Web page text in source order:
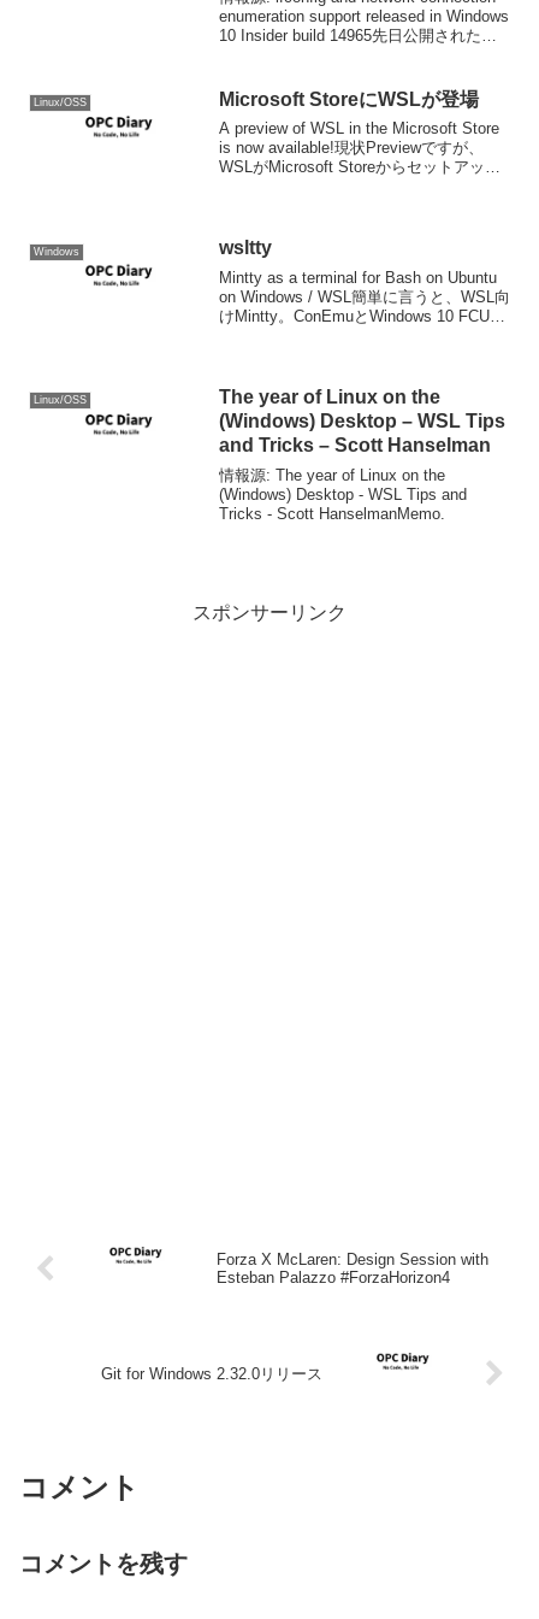
enumeration support released in Windows
10 Insider build 14965先日公開された
Linux/OSS Microsoft StoreにWSLが登場
A preview of WSL in the Microsoft Store
is now available!現状Previewですが、
WSLがMicrosoft Storeからセットアップ
Windows wsltty
Mintty as a terminal for Bash on Ubuntu
on Windows / WSL簡単に言うと、WSL向
けMintty。ConEmuとWindows 10 FCUの
Linux/OSS
The year of Linux on the
(Windows) Desktop – WSL Tips
and Tricks – Scott Hanselman
情報源: The year of Linux on the
(Windows) Desktop - WSL Tips and
Tricks - Scott HanselmanMemo.
スポンサーリンク
Forza X McLaren: Design Session with
Esteban Palazzo #ForzaHorizon4
Git for Windows 2.32.0リリース
コメント
コメントを残す